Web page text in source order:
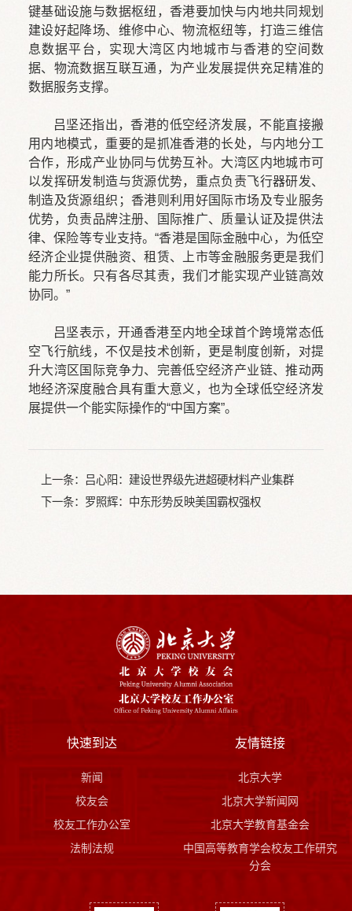
键基础设施与数据枢纽，香港要加快与内地共同规划
建设好起降场、维修中心、物流枢纽等，打造三维信
息数据平台，实现大湾区内地城市与香港的空间数
据、物流数据互联互通，为产业发展提供充足精准的
数据服务支撑。
吕坚还指出，香港的低空经济发展，不能直接搬
用内地模式，重要的是抓准香港的长处，与内地分工
合作，形成产业协同与优势互补。大湾区内地城市可
以发挥研发制造与货源优势，重点负责飞行器研发、
制造及货源组织；香港则利用好国际市场及专业服务
优势，负责品牌注册、国际推广、质量认证及提供法
律、保险等专业支持。“香港是国际金融中心，为低空
经济企业提供融资、租赁、上市等金融服务更是我们
能力所长。只有各尽其责，我们才能实现产业链高效
协同。”
吕坚表示，开通香港至内地全球首个跨境常态低
空飞行航线，不仅是技术创新，更是制度创新，对提
升大湾区国际竞争力、完善低空经济产业链、推动两
地经济深度融合具有重大意义，也为全球低空经济发
展提供一个能实际操作的“中国方案”。
上一条： 吕心阳：建设世界级先进超硬材料产业集群
下一条： 罗照辉：中东形势反映美国霸权强权
快速到达
新闻
校友会
校友工作办公室
法制法规
友情链接
北京大学
北京大学新闻网
北京大学教育基金会
中国高等教育学会校友工作研究
分会